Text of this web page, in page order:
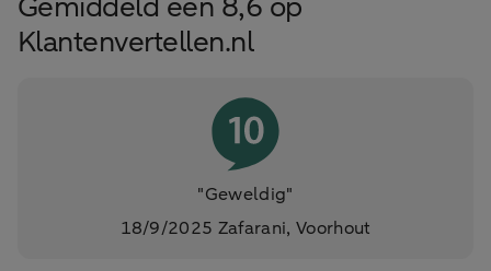
Klantenvertellen.nl
"Geweldig"
18/9/2025 Zafarani, Voorhout